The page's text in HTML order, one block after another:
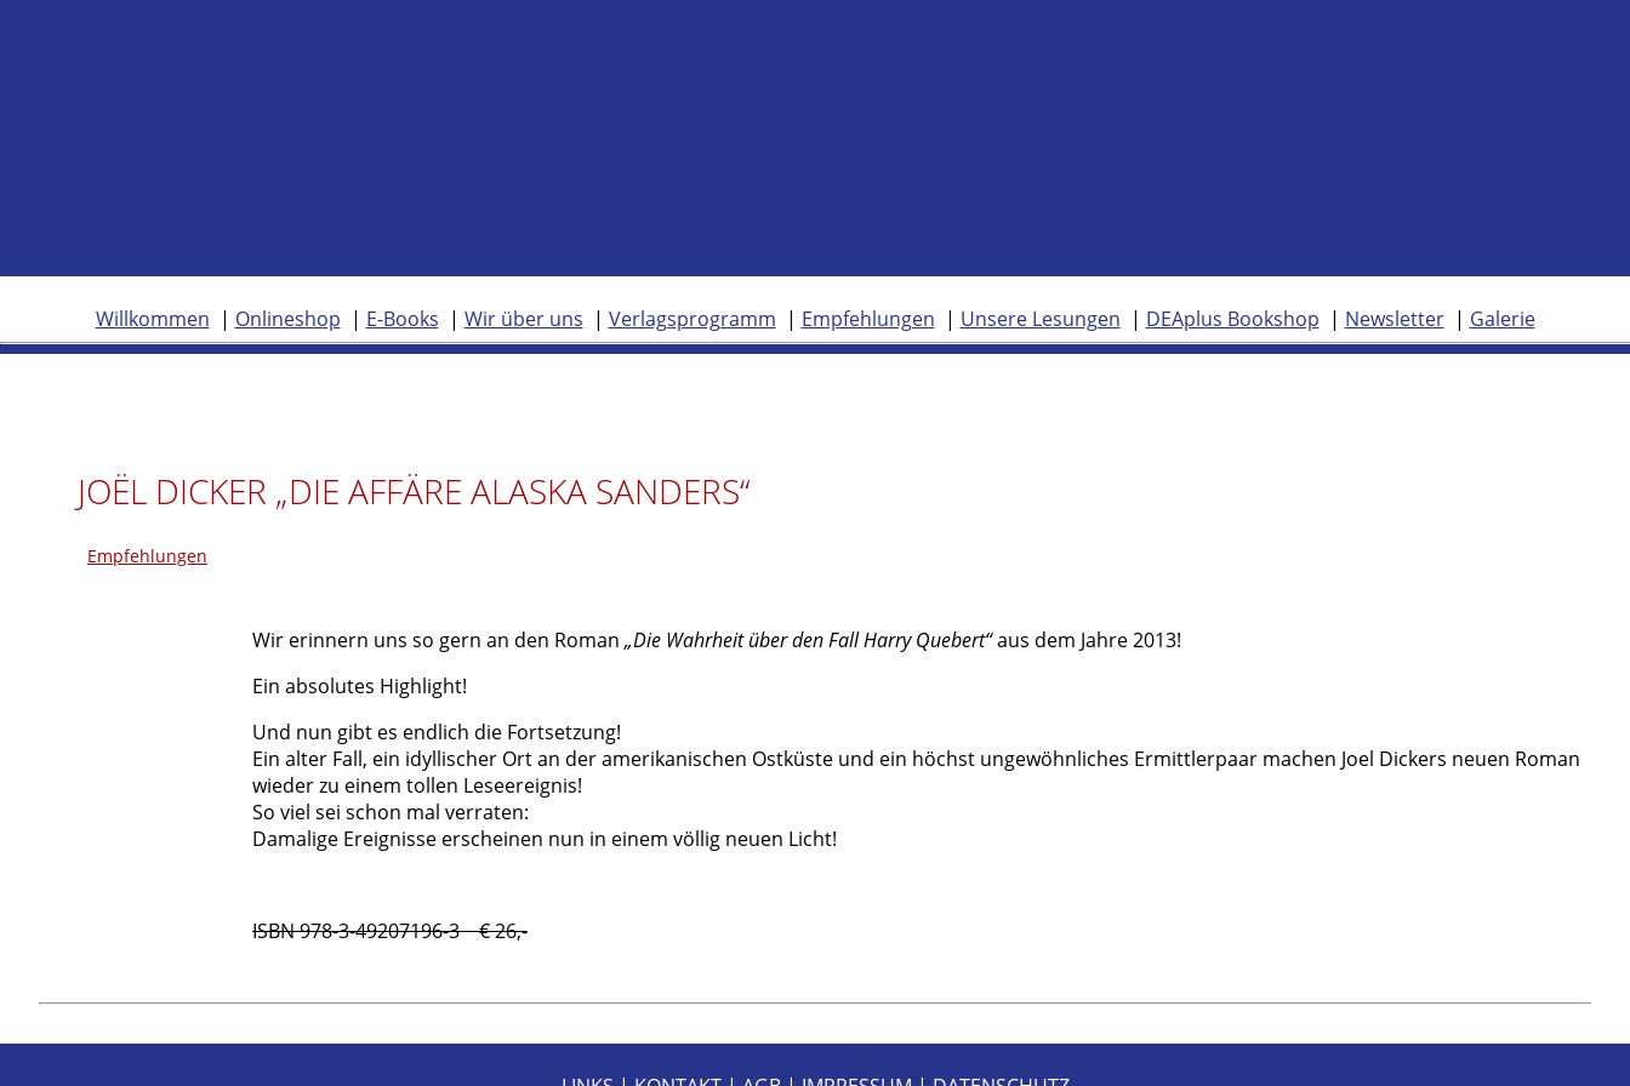
Willkommen Onlineshop E-Books Wir über uns Verlagsprogramm Empfehlungen Unsere Lesungen DEAplus Bookshop Newsletter Galerie
JOËL DICKER „DIE AFFÄRE ALASKA SANDERS“
Empfehlungen
Wir erinnern uns so gern an den Roman „Die Wahrheit über den Fall Harry Quebert“aus dem Jahre 2013!
Ein absolutes Highlight!
Und nun gibt es endlich die Fortsetzung!
Ein alter Fall, ein idyllischer Ort an der amerikanischen Ostküste und ein höchst ungewöhnliches Ermittlerpaar machen Joel Dickers neuen Roman
wieder zu einem tollen Leseereignis!
So viel sei schon mal verraten:
Damalige Ereignisse erscheinen nun in einem völlig neuen Licht!
ISBN 978-3-49207196-3 € 26,-